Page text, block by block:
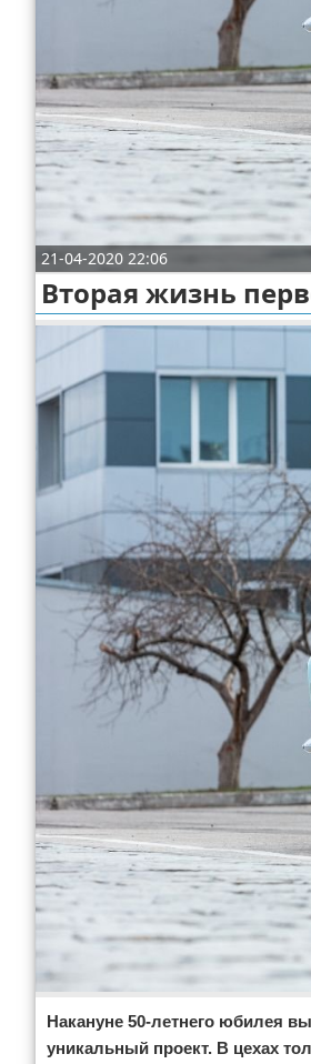
Разное
Отказ от ответственности
21-04-2020 22:06
Вторая жизнь
Накануне 50-летнего юбилея
уникальный проект. В цехах